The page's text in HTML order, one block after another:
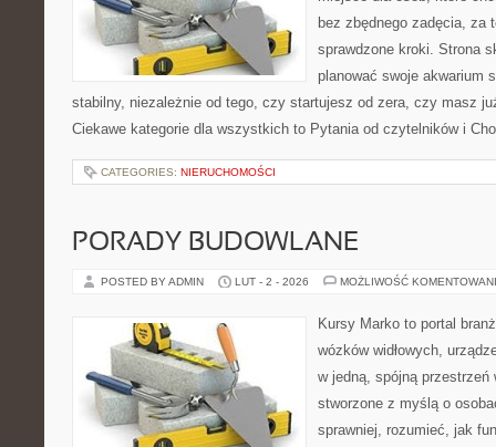
bez zbędnego zadęcia, za
sprawdzone kroki. Strona
planować swoje akwarium
stabilny, niezależnie od tego, czy startujesz od zera, czy masz
Ciekawe kategorie dla wszystkich to Pytania od czytelników i
CATEGORIES: NIERUCHOMOŚCI
PORADY BUDOWLANE
POSTED BY ADMIN LUT - 2 - 2026 MOŻLIWOŚĆ
Kursy Marko to portal
wózków widłowych,
w jedną, spójną przestrzeń
stworzone z myślą o
sprawniej, rozumieć, jak